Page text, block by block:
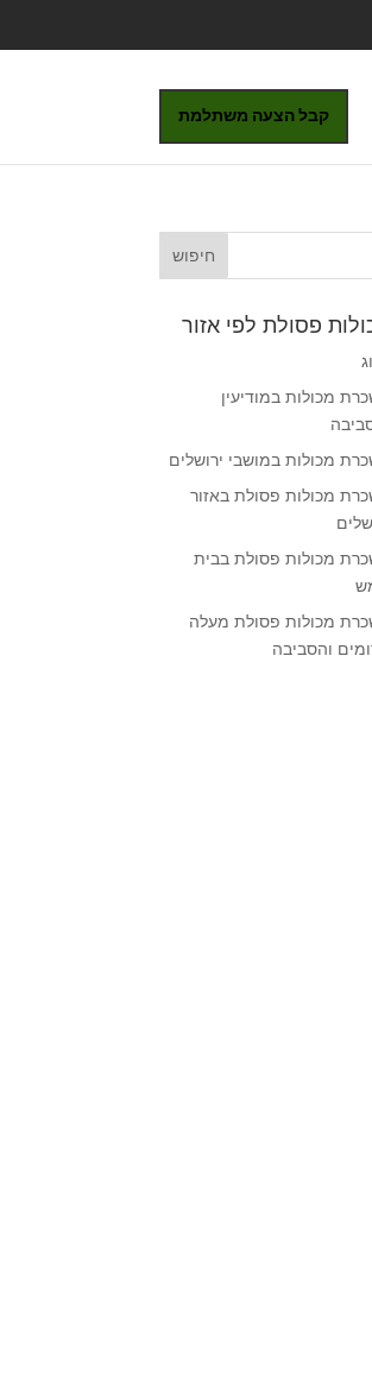
קבל הצעה משתלמת
פסולת לפי אזור
מכולות במודיעין
מכולות במושבי ירושלים
מכולות פסולת באזור
מכולות פסולת בבית
מכולות פסולת מעלה
והסביבה